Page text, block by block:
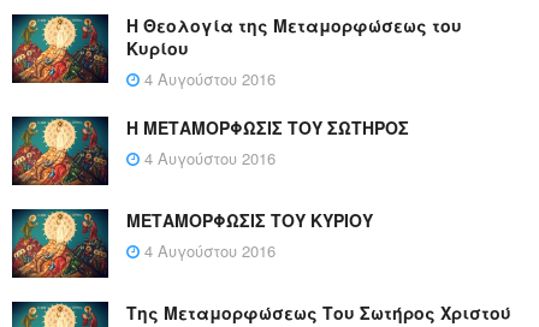
Η Θεολογία της Μεταμορφώσεως του
Κυρίου
4 Αυγούστου 2016
Η ΜΕΤΑΜΟΡΦΩΣΙΣ ΤΟΥ ΣΩΤΗΡΟΣ
4 Αυγούστου 2016
ΜΕΤΑΜΟΡΦΩΣΙΣ ΤΟΥ ΚΥΡΙΟΥ
4 Αυγούστου 2016
Της Μεταμορφώσεως Του Σωτήρος Χριστού